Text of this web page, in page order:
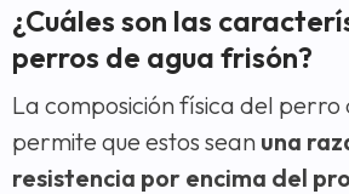
¿Cuáles son las
perros de agua frisón?
La composición física del
permite que estos sean una
resistencia por encima del